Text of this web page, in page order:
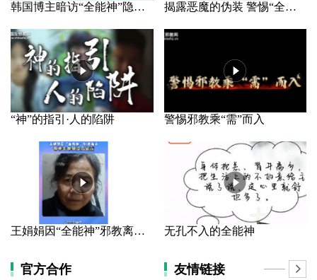
韩国博主暗访“全能神”隐秘据点 揭露恶魔的伪装 警惕“全能神”邪教
“神”的指引·人的陷阱 警惕邪教乘“需”而入
王娟娟因“全能神”邪教离家 母亲长年哭泣几近盲 无孔不入的全能神
官方合作 友情链接